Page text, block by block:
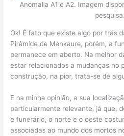
Anomalia A1 e A2. Imagem
pesquisa.
Ok! É fato que existe algo por trás
Pirâmide de Menkaure, porém, a
permanece em aberto. Na melhor
estar relacionados a mudanças no
construção, na pior, trata-se de
E na minha opinião, a sua
particularmente relevante, já que,
e funerário, o norte e o oeste
associadas ao mundo dos mortos